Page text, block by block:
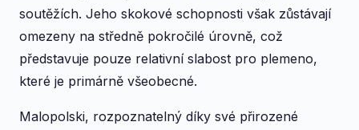
soutěžích. Jeho skokové schopnosti však zůstávají
omezeny na středně pokročilé úrovně, což
představuje pouze relativní slabost pro plemeno,
které je primárně všeobecné.
Malopolski, rozpoznatelný díky své přirozené